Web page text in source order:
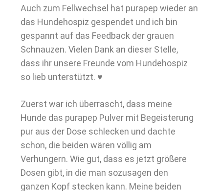
Auch zum Fellwechsel hat purapep wieder an
das Hundehospiz gespendet und ich bin
gespannt auf das Feedback der grauen
Schnauzen. Vielen Dank an dieser Stelle,
dass ihr unsere Freunde vom Hundehospiz
so lieb unterstützt. ♥
Zuerst war ich überrascht, dass meine
Hunde das purapep Pulver mit Begeisterung
pur aus der Dose schlecken und dachte
schon, die beiden wären völlig am
Verhungern. Wie gut, dass es jetzt größere
Dosen gibt, in die man sozusagen den
ganzen Kopf stecken kann. Meine beiden